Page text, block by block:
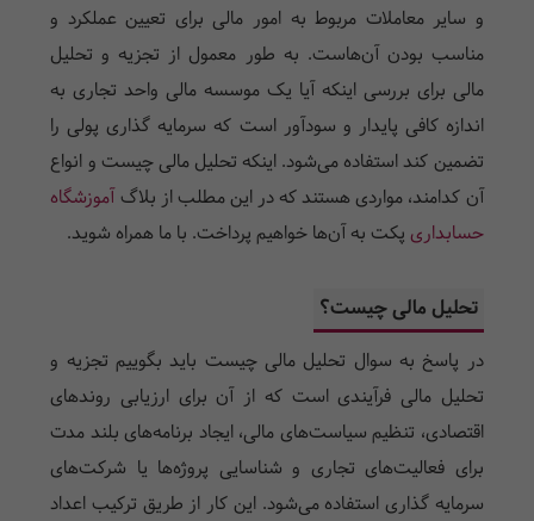
و سایر معاملات مربوط به امور مالی برای تعیین عملکرد و
مناسب بودن آن‌هاست. به طور معمول از تجزیه و تحلیل
مالی برای بررسی اینکه آیا یک موسسه مالی واحد تجاری به
اندازه کافی پایدار و سودآور است که سرمایه گذاری پولی را
تضمین کند استفاده می‌شود. اینکه تحلیل مالی چیست و انواع
آن کدامند، مواردی هستند که در این مطلب از بلاگآموزشگاه
حسابداری پکت به آن‌ها خواهیم پرداخت. با ما همراه شوید.
تحلیل مالی چیست؟
در پاسخ به سوال تحلیل مالی چیست باید بگوییم تجزیه و
تحلیل مالی فرآیندی است که از آن برای ارزیابی روندهای
اقتصادی، تنظیم سیاست‌های مالی، ایجاد برنامه‌های بلند مدت
برای فعالیت‌های تجاری و شناسایی پروژه‌ها یا شرکت‌های
سرمایه گذاری استفاده می‌شود. این کار از طریق ترکیب اعداد